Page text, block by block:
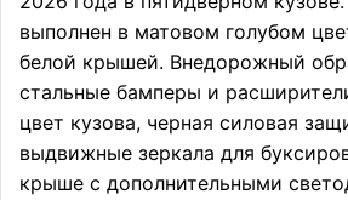
выполнен в матовом голубом
белой крышей. Внедорожный
стальные бамперы и
цвет кузова, черная силовая
выдвижные зеркала для
крыше с дополнительными